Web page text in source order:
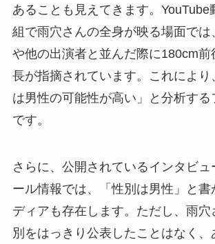
あることも見えてきます。YouTube
組で雨穴さんの全身が映る場面では
や他の出演者と並んだ際に180cm前
長が指摘されています。これにより
は男性の可能性が高い」と分析する
です。
さらに、公開されているインタビュ
ール情報では、「性別は男性」と書
ディアも存在します。ただし、雨穴
別をはっきり公表したことはなく、